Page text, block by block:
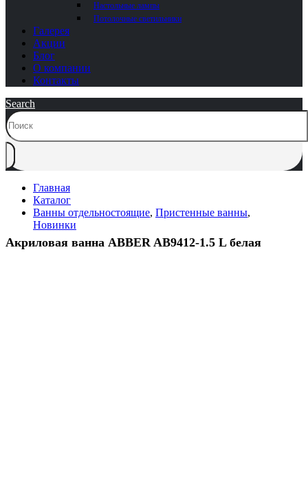
Настольные лампы
Потолочные светильники
Галерея
Акции
Блог
О компании
Контакты
Search
Главная
Каталог
Ванны отдельностоящие, Пристенные ванны,
Новинки
Акриловая ванна ABBER AB9412-1.5 L белая